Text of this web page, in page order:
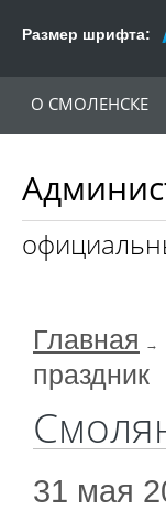
Размер шрифта:
О СМОЛЕНСКЕ
Главная
праздник
31 мая